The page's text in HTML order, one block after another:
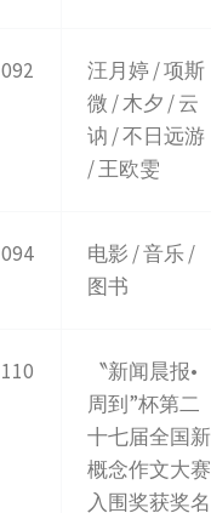
092
汪月婷 / 项斯
微 / 木夕 / 云
讷 / 不日远游
/ 王欧雯
094
电影 / 音乐 /
图书
110
〝新闻晨报•
周到”杯第二
十七届全国新
概念作文大赛
入围奖获奖名